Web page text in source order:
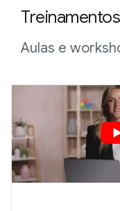
Treinamentos
Aulas e